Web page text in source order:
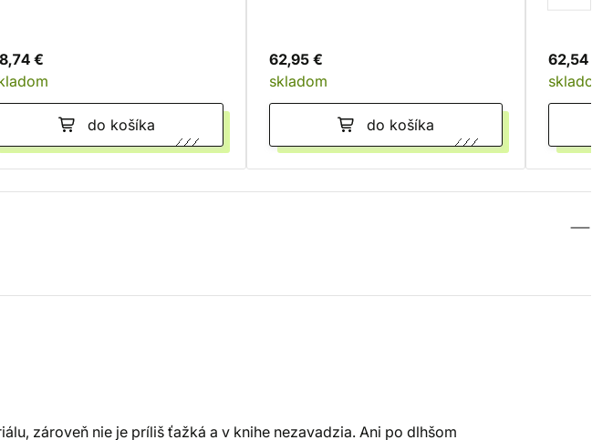
€
do košíka
62,95 €
skladom
do košíka
62,54 €
skladom
zároveň nie je príliš ťažká a v knihe nezavadzia. Ani po dlhšom